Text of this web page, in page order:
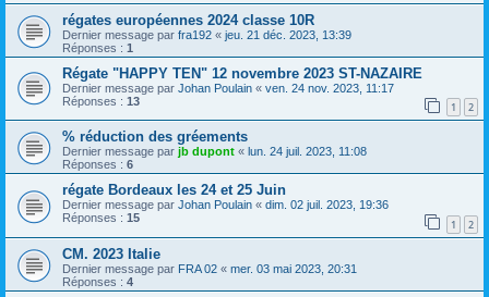
régates européennes 2024 classe 10R
Dernier message par fra192 « jeu. 21 déc. 2023, 13:39
Réponses : 1
Régate "HAPPY TEN" 12 novembre 2023 ST-NAZAIRE
Dernier message par Johan Poulain « ven. 24 nov. 2023, 11:17
Réponses : 13 1 2
% réduction des gréements
Dernier message par jb dupont « lun. 24 juil. 2023, 11:08
Réponses : 6
régate Bordeaux les 24 et 25 Juin
Dernier message par Johan Poulain « dim. 02 juil. 2023, 19:36
Réponses : 15 1 2
CM. 2023 Italie
Dernier message par FRA 02 « mer. 03 mai 2023, 20:31
Réponses : 4